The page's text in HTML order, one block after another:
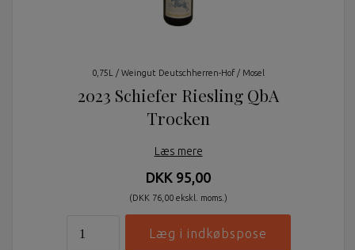
0,75L / Weingut Deutschherren-Hof / Mosel
2023 Schiefer Riesling QbA
Trocken
Læs mere
DKK 95,00
(DKK 76,00 ekskl. moms.)